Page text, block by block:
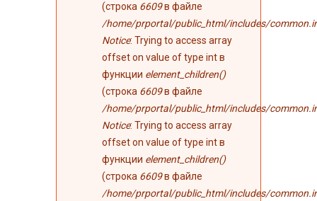
(строка 6609в файле
/home/prportal/public_html/includes/
Notice: Trying to access array
offset on value of type int в
функции element_children()
(строка 6609в файле
/home/prportal/public_html/includes/
Notice: Trying to access array
offset on value of type int в
функции element_children()
(строка 6609в файле
/home/prportal/public_html/includes/